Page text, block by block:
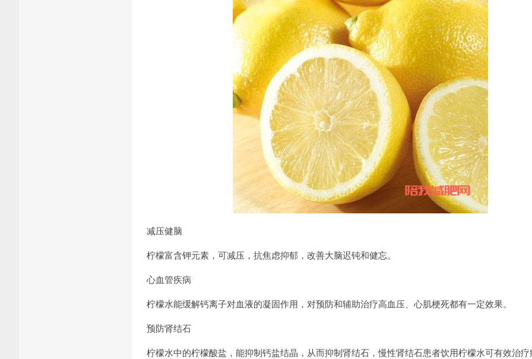
减压健脑
柠檬富含钾元素，可减压，抗焦虑抑郁，改善大脑迟钝和健忘。
心血管疾病
柠檬水能缓解钙离子对血液的凝固作用，对预防和辅助治疗高血压、心肌梗死都有一定效果。
预防肾结石
柠檬水中的柠檬酸盐，能抑制钙盐结晶，从而抑制肾结石，慢性肾结石患者饮用柠檬水可有效治疗